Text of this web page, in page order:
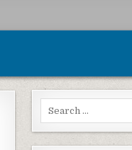
SMA SMK 2016
Search for: